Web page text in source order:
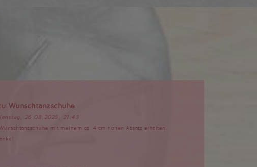
Wunschtanzschuhe
26.08.2025, 21:43
mit meinem ca. 4 cm hohen Absatz erhalten.